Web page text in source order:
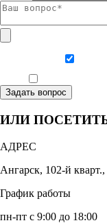
Задать вопрос
ИЛИ
АДРЕС
Ангарск, 102-й
График работы
пн-пт с 9:00 до 18:00